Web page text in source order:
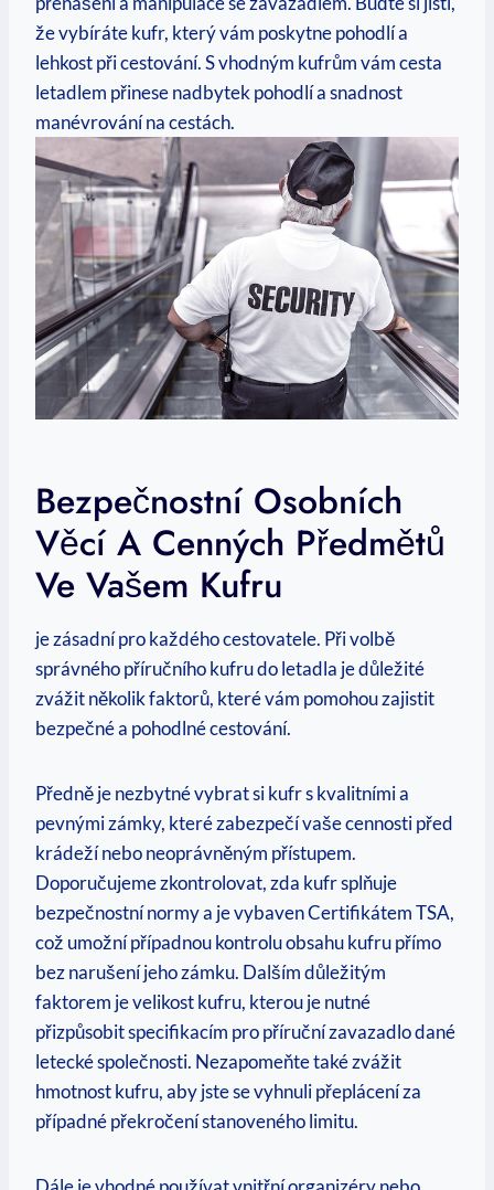
že vybíráte kufr,​ který vám poskytne pohodlí a
lehkost při cestování. S ⁣vhodným‌ kufrům vám cesta
letadlem přinese nadbytek pohodlí ​a snadnost
manévrování na ⁣cestách.
Bezpečnostní Osobních
Věcí A Cenných Předmětů
Ve ⁤vašem Kufru
je zásadní pro každého ⁢cestovatele. ‍Při volbě
správného příručního kufru do letadla je důležité
zvážit několik⁤ faktorů, které vám pomohou ⁢zajistit
bezpečné a pohodlné cestování.
Předně je nezbytné‍ vybrat si kufr s kvalitními a
pevnými zámky, ‌které ‍zabezpečí vaše cennosti před⁤
krádeží nebo neoprávněným přístupem.
Doporučujeme zkontrolovat, zda‌ kufr splňuje
bezpečnostní normy a je vybaven ⁣Certifikátem TSA,‌
což umožní⁢ případnou kontrolu obsahu kufru přímo
bez narušení jeho zámku. Dalším důležitým
faktorem je velikost kufru, kterou je nutné
přizpůsobit specifikacím pro příruční zavazadlo dané
letecké společnosti. Nezapomeňte také zvážit
⁣hmotnost kufru, aby jste se vyhnuli přeplácení za
⁤případné překročení stanoveného limitu.